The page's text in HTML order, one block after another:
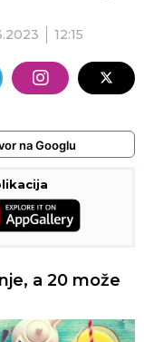
12:15
na Googlu
a 20 može